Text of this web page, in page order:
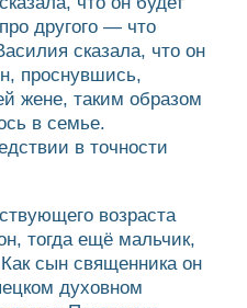
другого — что
сказала, что он
проснувшись,
жене, таким образом
в семье.
в точности
возраста
тогда ещё мальчик,
сын священника он
духовном